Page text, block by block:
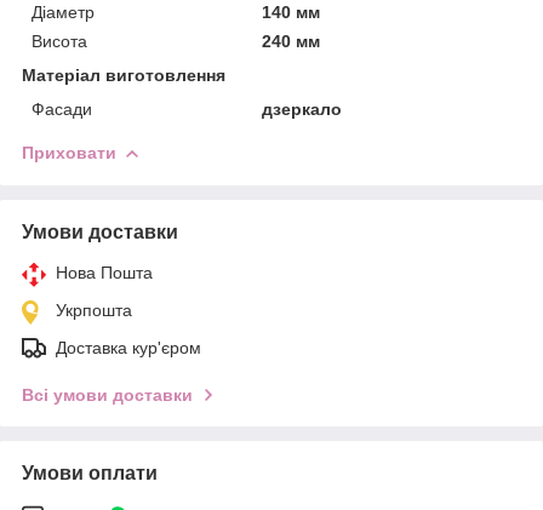
Діаметр
140 мм
Висота
240 мм
Матеріал виготовлення
Фасади
дзеркало
Приховати
Умови доставки
Нова Пошта
Укрпошта
Доставка кур'єром
Всі умови доставки
Умови оплати